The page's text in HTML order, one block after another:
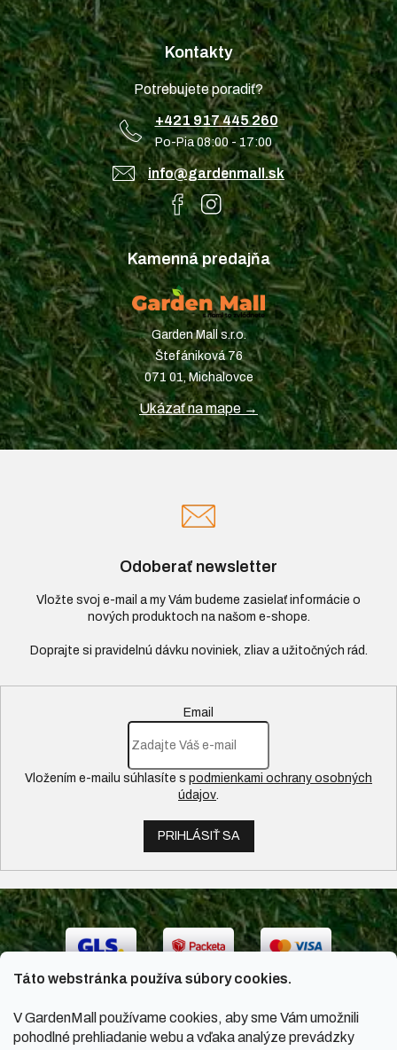
Táto webstránka používa súbory cookies.
V GardenMall používame cookies, aby sme Vám umožnili
pohodlné prehliadanie webu a vďaka analýze prevádzky
Kontakty
Potrebujete poradiť?
+421 917 445 260
Po-Pia 08:00 - 17:00
info@gardenmall.sk
Kamenná predajňa
Garden Mall s.r.o.
Štefániková 76
071 01, Michalovce
Ukázať na mape →
Odoberať newsletter
Vložte svoj e-mail a my Vám budeme zasielať informácie o
nových produktoch na našom e-shope.
Email
Vložením e-mailu súhlasíte s podmienkami ochrany osobných
údajov.
PRIHLÁSIŤ SA